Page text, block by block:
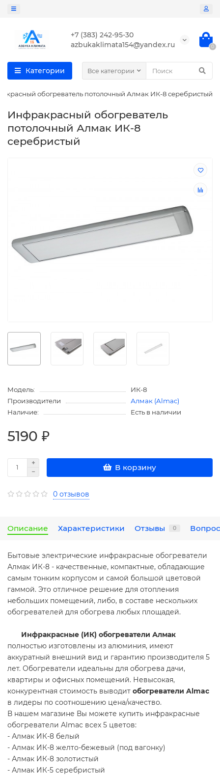
+7 (383) 242-95-30
azbukaklimata154@yandex.ru
0
Категории Все категории
обогреватель потолочный Алмак ИК-8 серебристый
Инфракрасный обогреватель
потолочный Алмак ИК-8
серебристый
Модель:
ИК-8
Производители
Алмак (Almac)
Наличие:
Есть в наличии
5190 ₽
В корзину
0 отзывов
Описание Характеристики Отзывы 0
Бытовые электрические инфракрасные обогреватели
Алмак ИК-8 - качественные, компактные, обладающие
самым тонким корпусом и самой большой цветовой
гаммой. Это отличное решение для отопления
небольших помещений, либо, в составе нескольких
обогревателей для обогрева любых площадей.
Инфракрасные (ИК) обогреватели Алмак
полностью изготовлены из алюминия, имеют
аккуратный внешний вид и гарантию производителя 5
лет. Обогреватели идеальны для обогрева дачи,
квартиры и офисных помещений. Невысокая,
конкурентная стоимость выводит обогреватели Almac
в лидеры по соотношению цена/качество.
В нашем магазине Вы можете купить инфракрасные
обогреватели Almac всех 5 цветов:
- Алмак ИК-8 белый
- Алмак ИК-8 желто-бежевый (под вагонку)
- Алмак ИК-8 золотистый
- Алмак ИК-5 серебристый